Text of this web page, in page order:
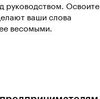
руководством. Освоите
ваши слова
весомыми.